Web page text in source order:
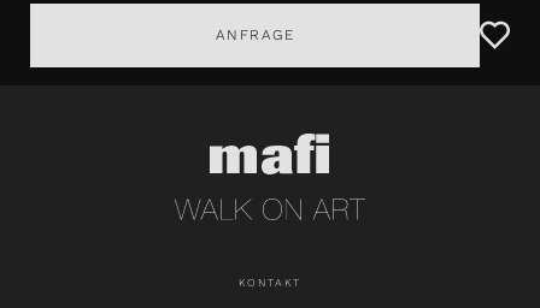
ANFRAGE
KONTAKT